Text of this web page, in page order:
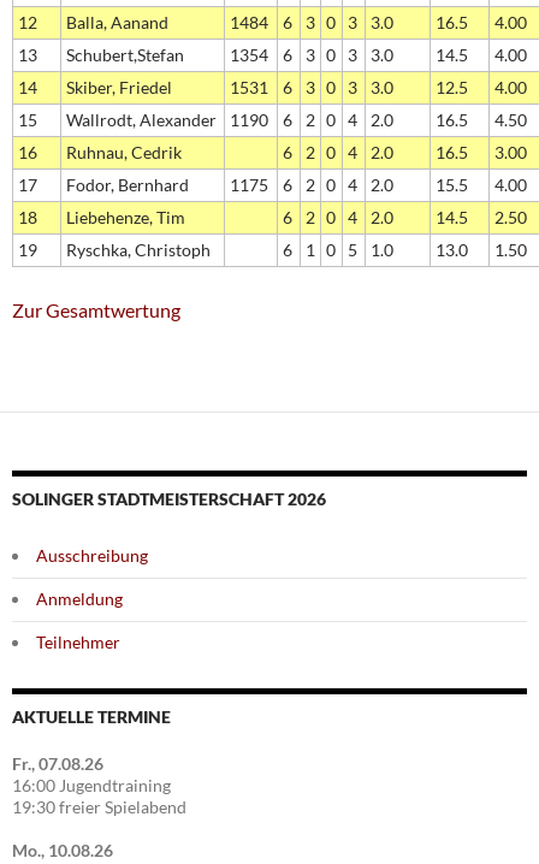
12
Balla, Aanand 1484 6 3 0 3 3.0 16.5
4.00
13
Schubert,Stefan 1354 6 3 0 3 3.0 14.5
4.00
14
Skiber, Friedel 1531 6 3 0 3 3.0 12.5
4.00
15
Wallrodt, Alexander 1190 6 2 0 4 2.0 16.5
4.50
16
Ruhnau, Cedrik 6 2 0 4 2.0 16.5
3.00
17
Fodor, Bernhard 1175 6 2 0 4 2.0 15.5
4.00
18
Liebehenze, Tim 6 2 0 4 2.0 14.5
2.50
19
Ryschka, Christoph 6 1 0 5 1.0 13.0 1.50
Zur Gesamtwertung
SOLINGER STADTMEISTERSCHAFT 2026
Ausschreibung
Anmeldung
Teilnehmer
AKTUELLE TERMINE
Fr., 07.08.26
16:00 Jugendtraining
19:30 freier Spielabend
Mo., 10.08.26